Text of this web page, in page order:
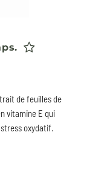
de feuilles de
vitamine E qui
oxydatif.